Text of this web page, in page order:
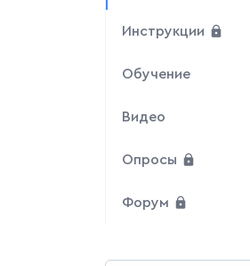
Инструкции
Обучение
Видео
Опросы
Форум